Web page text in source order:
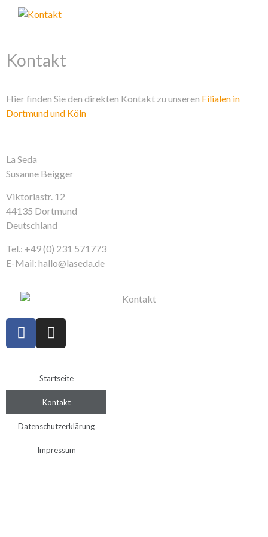
Kontakt
Hier finden Sie den direkten Kontakt zu unseren Filialen in
Dortmund und Köln
La Seda
Susanne Beigger
Viktoriastr. 12
44135 Dortmund
Deutschland
Tel.: +49 (0) 231 571773
E-Mail: hallo@laseda.de
Startseite
Kontakt
Datenschutzerklärung
Impressum